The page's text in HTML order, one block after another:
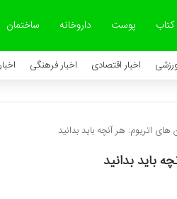
کتاب پوست داروخانه ساختمان
اخبار اقتصادی اخبار فرهنگی
های اتریوم: هر آنچه باید بدانید
باید بدانید